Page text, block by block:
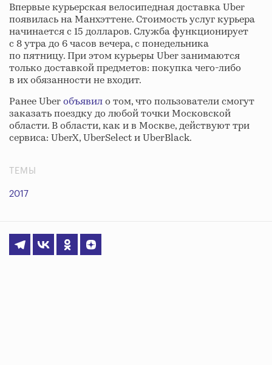
Впервые курьерская велосипедная доставка Uber
появилась на Манхэттене. Cтоимость услуг курьера
начинается с 15 долларов. Служба функционирует
с 8 утра до 6 часов вечера, с понедельника
по пятницу. При этом курьеры Uber занимаются
только доставкой предметов: покупка чего-либо
в их обязанности не входит.
Ранее Uberобъявило том, что пользователи смогут
заказать поездку до любой точки Московской
области. В области, как и в Москве, действуют три
сервиса: UberX, UberSelect и UberBlack.
ТЕМЫ
2017